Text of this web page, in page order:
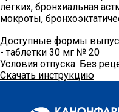
РАЗВИТИЕ
ПООЩРЕНИЯ
ПРАКТИКА
легких, бронхиальная
мокроты,
Доступные формы
- таблетки 30 мг № 20
Условия отпуска: Без
Скачать инструкцию